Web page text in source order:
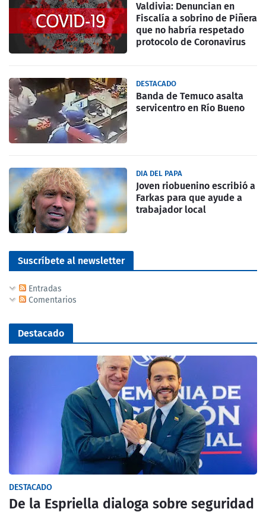
Valdivia: Denuncian en
Fiscalía a sobrino de Piñera
que no habría respetado
protocolo de Coronavirus
DESTACADO
Banda de Temuco asalta
servicentro en Río Bueno
DIA DEL PAPA
Joven riobuenino escribió a
Farkas para que ayude a
trabajador local
Suscríbete al newsletter
Entradas
Comentarios
Destacado
DESTACADO
De la Espriella dialoga sobre seguridad